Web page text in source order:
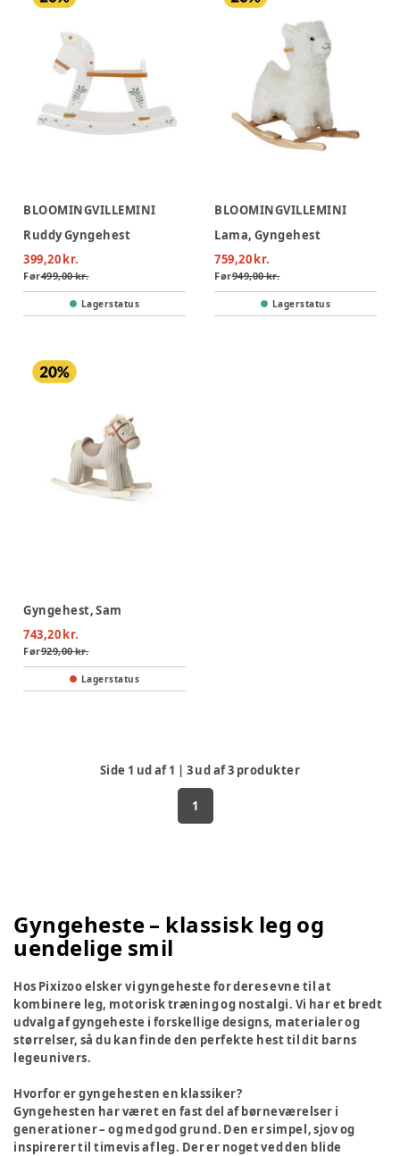
BLOOMINGVILLEMINI
Ruddy Gyngehest
399,20 kr.
Før499,00 kr.
Lagerstatus
BLOOMINGVILLEMINI
Lama, Gyngehest
759,20 kr.
Før949,00 kr.
Lagerstatus
Gyngehest, Sam
743,20 kr.
Før929,00 kr.
Lagerstatus
Side 1 ud af1 | 3ud af3 produkter
1
Gyngeheste – klassisk leg og
uendelige smil
Hos Pixizoo elsker vi gyngeheste for deres evne til at
kombinere leg, motorisk træning og nostalgi. Vi har et bredt
udvalg af gyngeheste i forskellige designs, materialer og
størrelser, så du kan finde den perfekte hest til dit barns
legeunivers.
Hvorfor er gyngehesten en klassiker?
Gyngehesten har været en fast del af børneværelser i
generationer – og med god grund. Den er simpel, sjov og
inspirerer til timevis af leg. Der er noget ved den blide